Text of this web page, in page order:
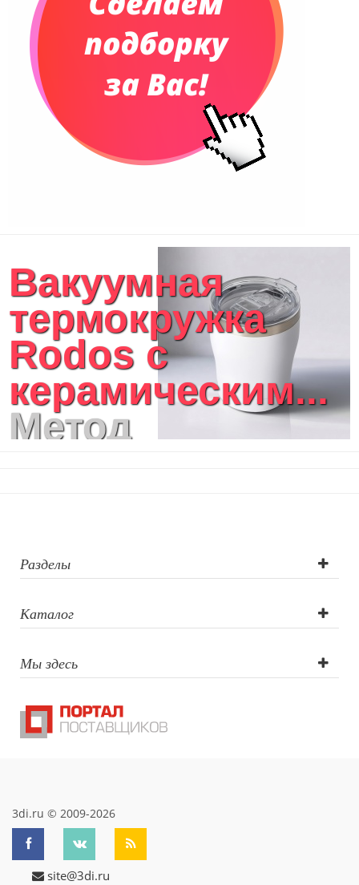
Вакуумная
термокружка
Rodos с
керамическим...
Метод
печать,
Тампопечать,
Гравировка
(CO2 лазер),
Гравировка
круговая (CO2
Разделы
Каталог
Мы здесь
3di.ru © 2009-2026
site@3di.ru